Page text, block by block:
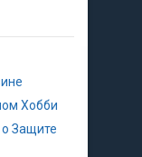
Хобби
Защите